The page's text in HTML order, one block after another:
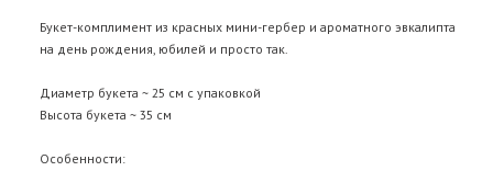
Букет-комплимент из красных мини-гербер и ароматного эвкалипта
на день рождения, юбилей и просто так.
Диаметр букета ~ 25 см с упаковкой
Высота букета ~ 35 см
Особенности: